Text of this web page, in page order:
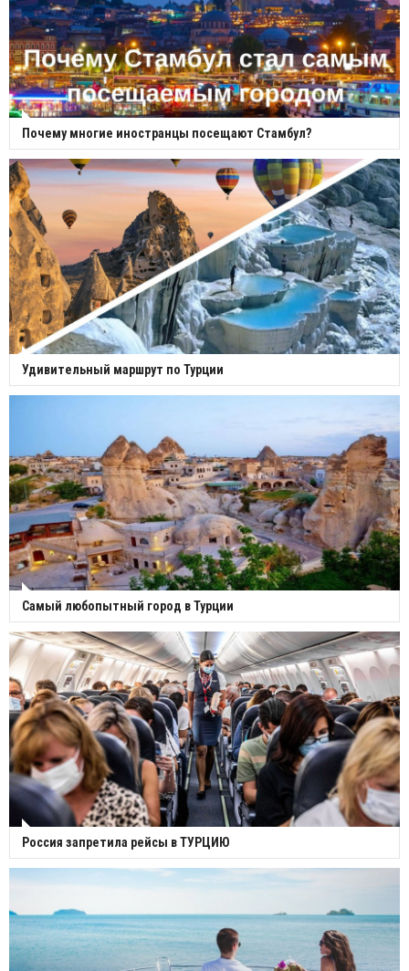
Почему многие иностранцы посещают Стамбул?
Удивительный маршрут по Турции
Самый любопытный город в Турции
Россия запретила рейсы в ТУРЦИЮ